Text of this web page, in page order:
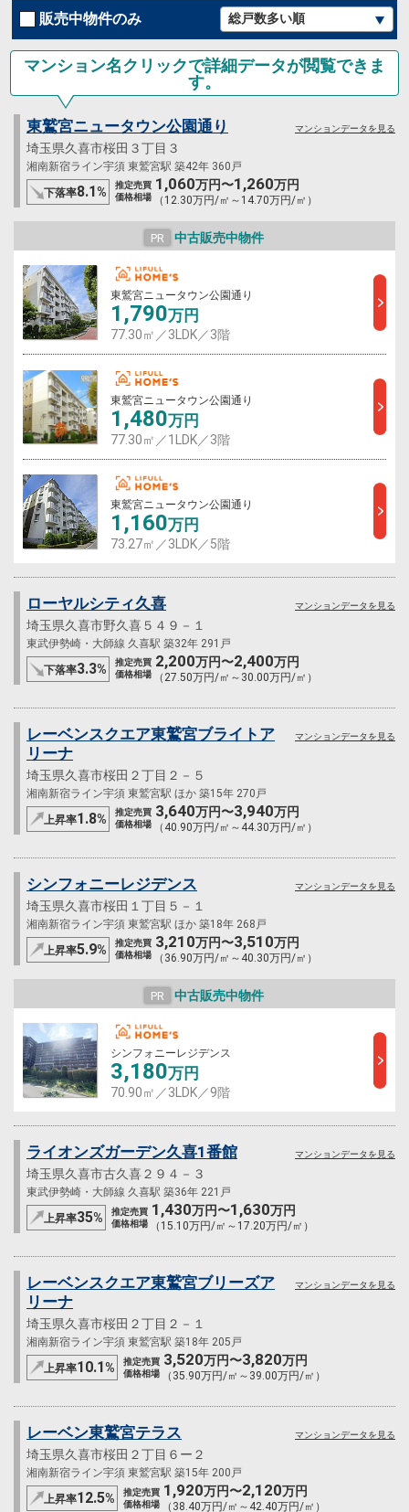
販売中物件のみ
マンション名クリックで詳細データが閲覧できま
す。
東鷲宮ニュータウン公園通り
埼玉県久喜市桜田３丁目３
湘南新宿ライン宇須 東鷲宮駅 築42年 360戸
下落率8.1%
推定売買
価格相場
1,060万円〜1,260万円
（12.30万円/㎡～14.70万円/㎡）
マンションデータを見る
PR 中古販売中物件
東鷲宮ニュータウン公園通り
1,790万円
77.30㎡／3LDK／3階
東鷲宮ニュータウン公園通り
1,480万円
77.30㎡／1LDK／3階
東鷲宮ニュータウン公園通り
1,160万円
73.27㎡／3LDK／5階
ローヤルシティ久喜
埼玉県久喜市野久喜５４９－１
東武伊勢崎・大師線 久喜駅 築32年 291戸
下落率3.3%
推定売買
価格相場
2,200万円〜2,400万円
（27.50万円/㎡～30.00万円/㎡）
マンションデータを見る
レーベンスクエア東鷲宮ブライトア
リーナ
埼玉県久喜市桜田２丁目２－５
湘南新宿ライン宇須 東鷲宮駅 ほか 築15年 270戸
上昇率1.8%
推定売買
価格相場
3,640万円〜3,940万円
（40.90万円/㎡～44.30万円/㎡）
マンションデータを見る
シンフォニーレジデンス
埼玉県久喜市桜田１丁目５－１
湘南新宿ライン宇須 東鷲宮駅 ほか 築18年 268戸
上昇率5.9%
推定売買
価格相場
3,210万円〜3,510万円
（36.90万円/㎡～40.30万円/㎡）
マンションデータを見る
PR 中古販売中物件
シンフォニーレジデンス
3,180万円
70.90㎡／3LDK／9階
ライオンズガーデン久喜1番館
埼玉県久喜市古久喜２９４－３
東武伊勢崎・大師線 久喜駅 築36年 221戸
上昇率35%
推定売買
価格相場
1,430万円〜1,630万円
（15.10万円/㎡～17.20万円/㎡）
マンションデータを見る
レーベンスクエア東鷲宮ブリーズア
リーナ
埼玉県久喜市桜田２丁目２－１
湘南新宿ライン宇須 東鷲宮駅 築18年 205戸
上昇率10.1%
推定売買
価格相場
3,520万円〜3,820万円
（35.90万円/㎡～39.00万円/㎡）
マンションデータを見る
レーベン東鷲宮テラス
埼玉県久喜市桜田２丁目６ー２
湘南新宿ライン宇須 東鷲宮駅 築15年 200戸
上昇率12.5%
推定売買
価格相場
1,920万円〜2,120万円
（38.40万円/㎡～42.40万円/㎡）
マンションデータを見る